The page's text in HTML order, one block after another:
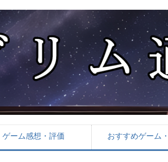
ゲーム感想・評価 おすすめゲーム